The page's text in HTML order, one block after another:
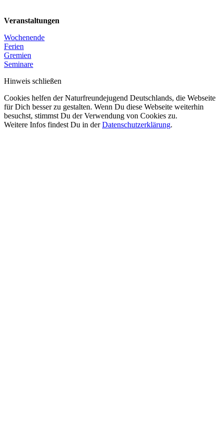
Veranstaltungen
Wochenende
Ferien
Gremien
Seminare
Hinweis schließen
Cookies helfen der Naturfreundejugend Deutschlands, die Webseite
für Dich besser zu gestalten. Wenn Du diese Webseite weiterhin
besuchst, stimmst Du der Verwendung von Cookies zu.
Weitere Infos findest Du in derDatenschutzerklärung.